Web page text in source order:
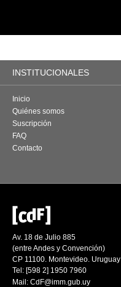
INSTITUCIONALES
Inicio
Quiénes somos
Suscripción
FAQ
Contacto
Av. 18 de Julio 885
(entre Andes y Convención)
CP 11100. Montevideo. Uruguay
Tel: [598 2] 1950 7960
Mail: CdF@imm.gub.uy